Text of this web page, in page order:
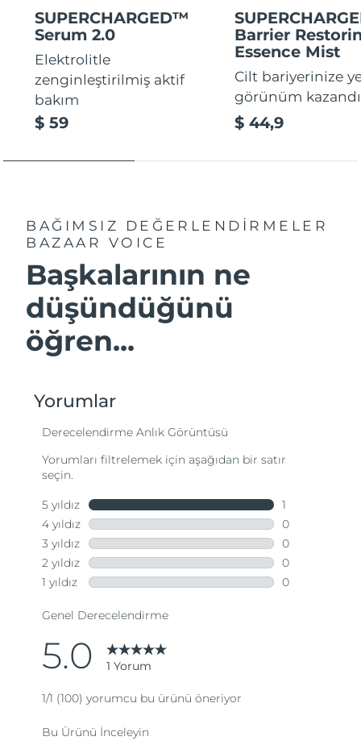
SUPERCHARGED™
Serum 2.0
Elektrolitle
zenginleştirilmiş aktif
bakım
$ 59
Barrier
Essence Mist
Cilt bariyerinize
görünüm
$ 44,9
BAĞIMSIZ DEĞERLENDİRMELER
BAZAAR VOICE
Başkalarının ne
düşündüğünü
öğren...